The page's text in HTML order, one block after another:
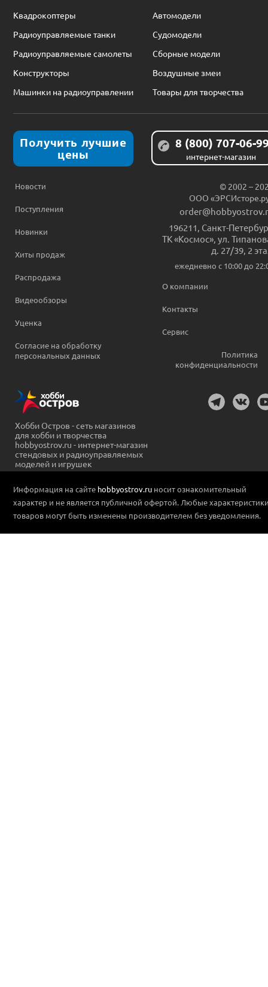
Квадрокоптеры
Автомодели
Радиоуправляемые танки
Судомодели
Радиоуправляемые самолеты
Сборные модели
Конструкторы
Воздушные змеи
Машинки на радиоуправлении
Товары для творчества
Получить лучшие
цены
8 (800) 707-06-
интернет-магазин
Новости
Поступления
Новинки
Хиты продаж
Распродажа
Видеообзоры
Уценка
Согласие на обработку
персональных данных
© 2002 –
ООО
196211, Санкт-
ТК «Космос», ул.
д. 27/39, 2
ежедневно c 10:00 до
О компании
Контакты
Сервис
Политика
конфиденциальности
Хобби Остров - сеть магазинов
для хобби и творчества
hobbyostrov.ru - интернет-магазин
стендовых и радиоуправляемых
моделей и игрушек
Информация на сайте hobbyostrov.ru носит ознакомительный
характер и не является публичной офертой. Любые
товаров могут быть изменены производителем без уведомления.